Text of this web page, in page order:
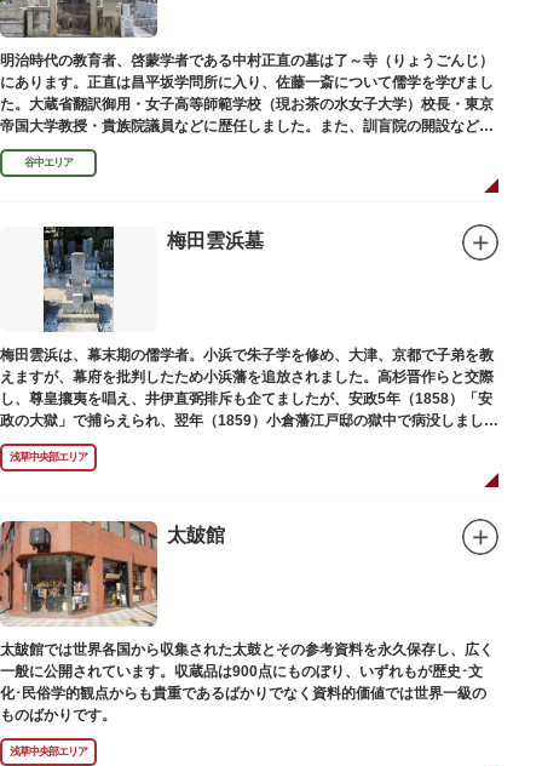
明治時代の教育者、啓蒙学者である中村正直の墓は了～寺（りょうごんじ）
にあります。正直は昌平坂学問所に入り、佐藤一斎について儒学を学びまし
た。大蔵省翻訳御用・女子高等師範学校（現お茶の水女子大学）校長・東京
帝国大学教授・貴族院議員などに歴任しました。また、訓盲院の開設など女
子教育や障害者教育にも力を注ぎました。明治24（1891）病没しました。
谷中エリア
梅田雲浜墓
梅田雲浜は、幕末期の儒学者。小浜で朱子学を修め、大津、京都で子弟を教
えますが、幕府を批判したため小浜藩を追放されました。高杉晋作らと交際
し、尊皇攘夷を唱え、井伊直弼排斥も企てましたが、安政5年（1858）「安
政の大獄」で捕らえられ、翌年（1859）小倉藩江戸邸の獄中で病没しまし
た。お墓は海禅寺（かいぜんじ）にあります。
浅草中央部エリア
太皷館
太皷館では世界各国から収集された太鼓とその参考資料を永久保存し、広く
一般に公開されています。収蔵品は900点にものぼり、いずれもが歴史･文
化･民俗学的観点からも貴重であるばかりでなく資料的価値では世界一級の
ものばかりです。
浅草中央部エリア